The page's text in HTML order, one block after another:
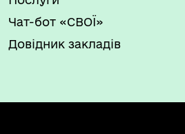
Чат-бот «СВОЇ»
Довідник закладів